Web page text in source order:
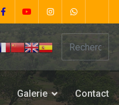
Galerie Contact